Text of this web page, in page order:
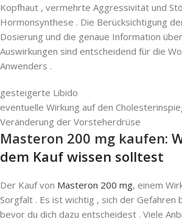
Kopfhaut , vermehrte Aggressivität und
Hormonsynthese . Die Berücksichtigung
Dosierung und die genaue Information
Auswirkungen sind entscheidend für die
Anwenders .
gesteigerte Libido
eventuelle Wirkung auf den
Veränderung der Vorsteherdrüse
Masteron 200 mg kaufen:
dem Kauf wissen solltest
Der Kauf von Masteron 200 mg, einem
Sorgfalt . Es ist wichtig , sich der Gefahren
bevor du dich dazu entscheidest . Viele